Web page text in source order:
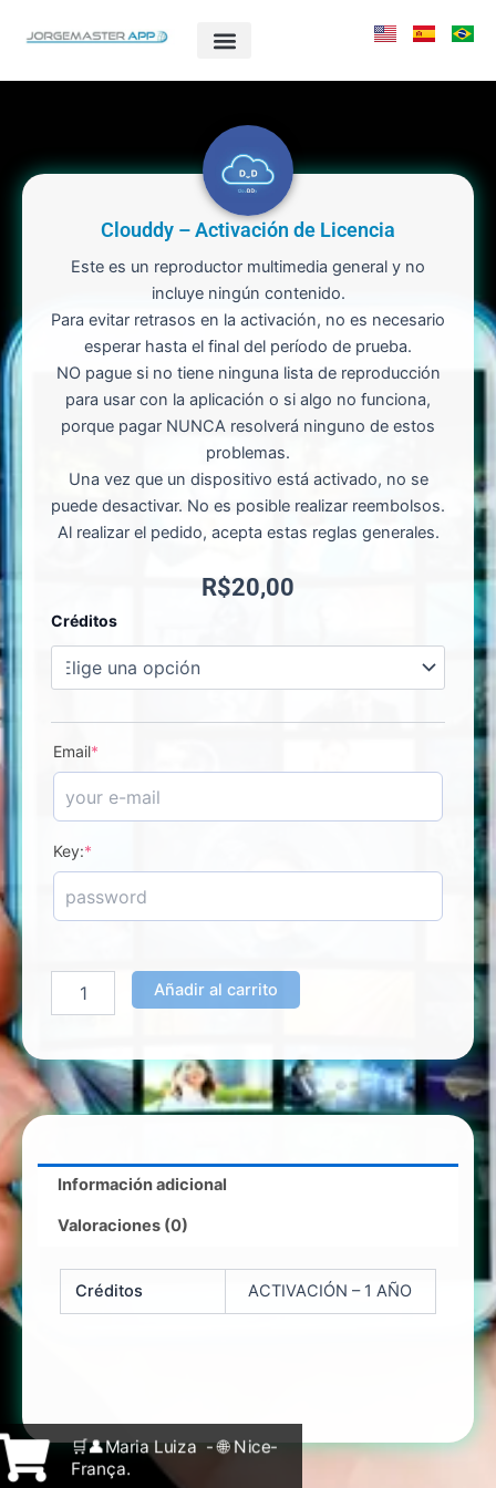
Clouddy – Activación de Licencia
Este es un reproductor multimedia general y no
incluye ningún contenido.
Para evitar retrasos en la activación, no es necesario
esperar hasta el final del período de prueba.
NO pague si no tiene ninguna lista de reproducción
para usar con la aplicación o si algo no funciona,
porque pagar NUNCA resolverá ninguno de estos
problemas.
Una vez que un dispositivo está activado, no se
puede desactivar. No es posible realizar reembolsos.
Al realizar el pedido, acepta estas reglas generales.
R$20,00
Créditos
Email*
Key:*
Clouddy
Activación
cantidad
Añadir al carrito
Información adicional
Valoraciones (0)
Créditos ACTIVACIÓN – 1 AÑO
🛒👤Maria Luiza - 🌐 Nice-
França.